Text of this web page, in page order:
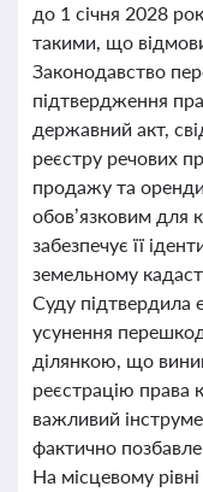
до 1 січня 2028
такими, що
Законодавство
підтвердження
державний акт,
реєстру речових
продажу та
обов’язковим для
забезпечує її
земельному
Суду підтвердила
усунення
ділянкою, що
реєстрацію
важливий
фактично
На місцевому